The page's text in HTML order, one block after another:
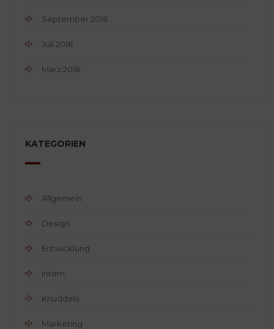
September 2016
Juli 2016
März 2016
KATEGORIEN
Allgemein
Design
Entwicklung
Intern
Knuddels
Marketing